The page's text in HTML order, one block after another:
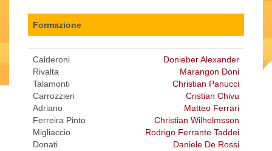
Formazione
Calderoni
Rivalta
Talamonti
Carrozzieri
Adriano
Ferreira Pinto
Migliaccio
Donati
Donieber Alexander
Marangon Doni
Christian Panucci
Cristian Chivu
Matteo Ferrari
Christian Wilhelmsson
Rodrigo Ferrante Taddei
Daniele De Rossi